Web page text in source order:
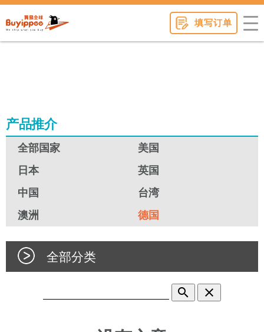
填写订单
产品推介
全部国家
美国
日本
英国
中国
台湾
澳洲
德国
全部分类
search clear